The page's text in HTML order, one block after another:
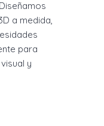
a medida,
para
y